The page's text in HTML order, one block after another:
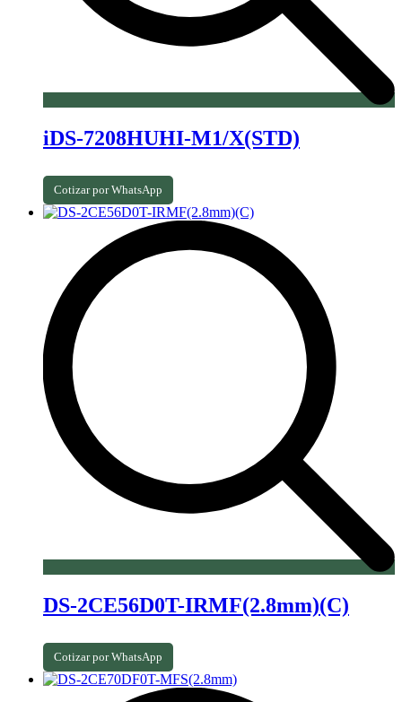
iDS-7208HUHI-M1/X(STD)
Cotizar por WhatsApp
DS-2CE56D0T-IRMF(2.8mm)(C)
Cotizar por WhatsApp